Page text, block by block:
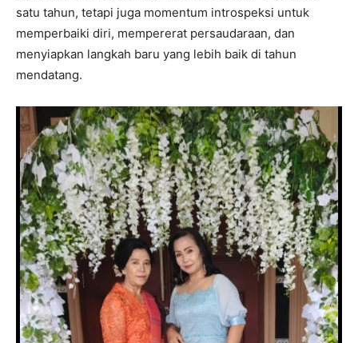
satu tahun, tetapi juga momentum introspeksi untuk
memperbaiki diri, mempererat persaudaraan, dan
menyiapkan langkah baru yang lebih baik di tahun
mendatang.